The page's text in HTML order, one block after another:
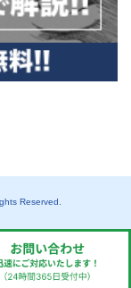
Reserved.